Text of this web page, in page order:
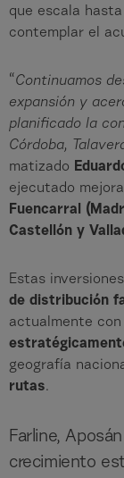
que escala
contemplar el
“Continuamos
expansión y
planificado la
Córdoba,
matizado
ejecutado
Fuencarral
Castellón y
Estas
de distribución
actualmente
geografía
rutas.
Farline,
crecimiento